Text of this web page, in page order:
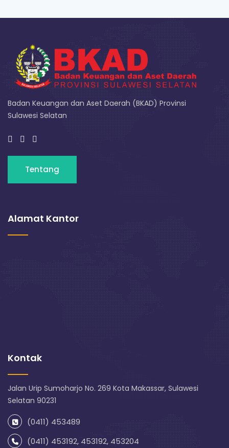
Badan Keuangan dan Aset Daerah (BKAD) Provinsi
Sulawesi Selatan
Tentang
Alamat Kantor
Kontak
Jalan Urip Sumoharjo No. 269 Kota Makassar, Sulawesi
Selatan 90231
(0411) 453489
(0411) 453192, 453192, 453204